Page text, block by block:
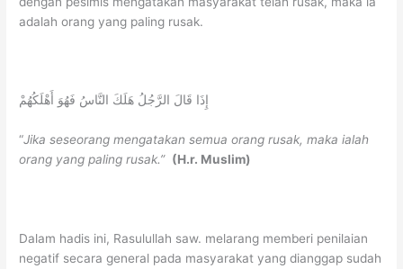
adalah orang yang paling rusak.
إِذَا قَالَ الرَّجُلُ هَلَكَ النَّاسُ فَهُوَ أَهْلَكُهُمْ
“Jika seseorang mengatakan semua orangrusak, maka ialah
orang yang paling rusak.” (H.r. Muslim)
Dalam hadis ini, Rasulullah saw. melarang memberi penilaian
negatif secara general pada masyarakat yang dianggap sudah